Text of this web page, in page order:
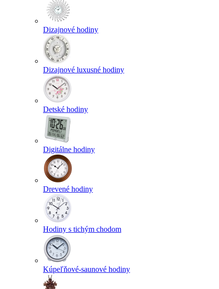
Dizajnové hodiny
Dizajnové luxusné hodiny
Detské hodiny
Digitálne hodiny
Drevené hodiny
Hodiny s tichým chodom
Kúpeľňové-saunové hodiny